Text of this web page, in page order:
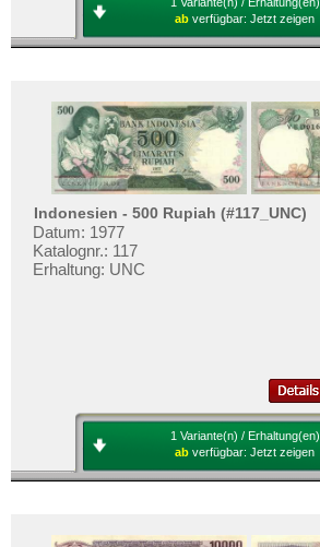
ab verfügbar: Jetzt zeigen
Indonesien - 500 Rupiah (#117_UNC)
Datum: 1977
Katalognr.: 117
Erhaltung: UNC
1 Variante(n) / Erhaltung(en)
ab verfügbar: Jetzt zeigen